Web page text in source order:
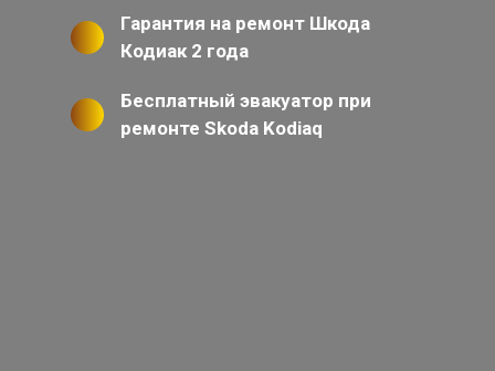
Гарантия на ремонт Шкода
Кодиак 2 года
Бесплатный эвакуатор при
ремонте Skoda Kodiaq